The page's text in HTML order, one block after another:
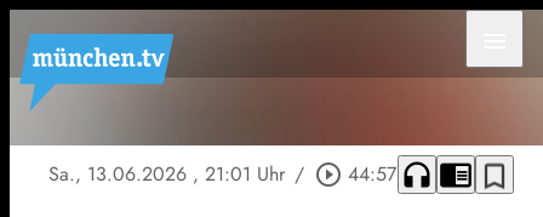
Sa., 13.06.2026 , 21:01 Uhr / play_circle_outline 44:57 headphones chrome_reader_mode bookmark_border